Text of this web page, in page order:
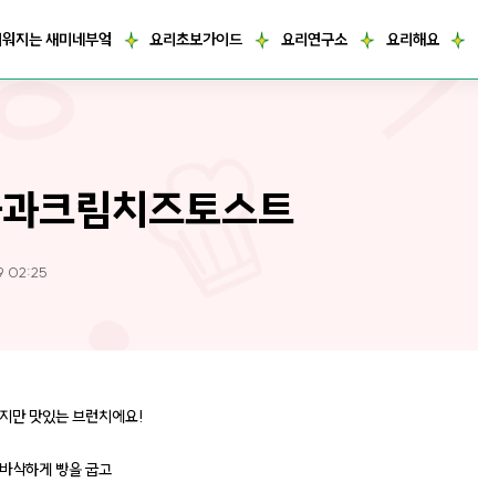
지는 새미네부엌 요리초보가이드 요리연구소 요리해요
크림치즈토스트
02:25
만 맛있는 브런치에요!
삭하게 빵을 굽고